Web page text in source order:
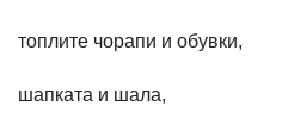
топлите чорапи и обувки,
шапката и шалa,